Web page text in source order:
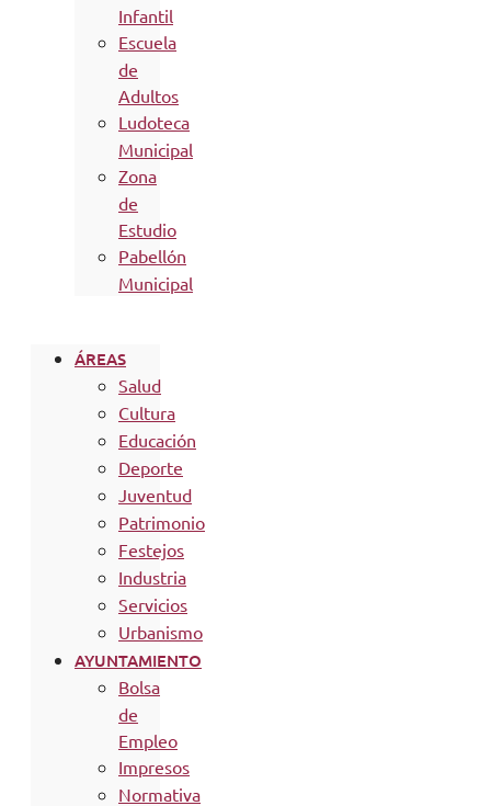
Infantil
Escuela
de
Adultos
Ludoteca
Municipal
Zona
de
Estudio
Pabellón
Municipal
ÁREAS
Salud
Cultura
Educación
Deporte
Juventud
Patrimonio
Festejos
Industria
Servicios
Urbanismo
AYUNTAMIENTO
Bolsa
de
Empleo
Impresos
Normativa